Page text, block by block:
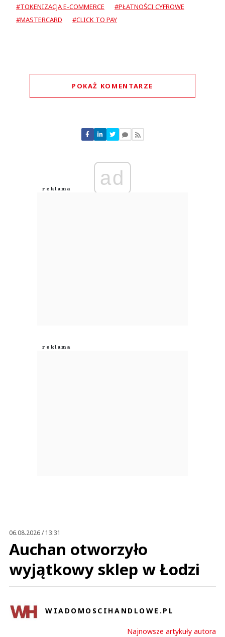
#TOKENIZACJA E-COMMERCE
#PŁATNOŚCI CYFROWE
#MASTERCARD
#CLICK TO PAY
POKAŻ KOMENTARZE
Nie znaleziono komentarzy
Zostaw swoje komentarze
Anuluj
ad
06.08.2026 / 13:31
Auchan otworzyło
wyjątkowy sklep w Łodzi
WIADOMOSCIHANDLOWE.PL
Najnowsze artykuły autora